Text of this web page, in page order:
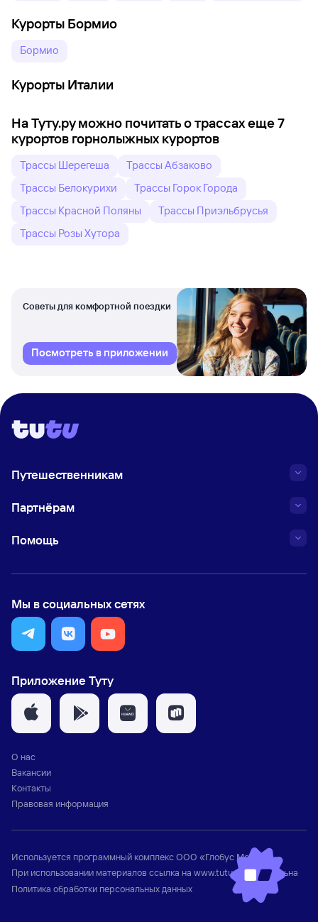
Курорты Бормио
Бормио
Курорты Италии
На Туту.ру можно почитать о трассах еще 7
курортов горнолыжных курортов
Трассы Шерегеша
Трассы Абзаково
Трассы Белокурихи
Трассы Горок Города
Трассы Красной Поляны
Трассы Приэльбрусья
Трассы Розы Хутора
Советы для комфортной поездки
Посмотреть в приложении
Путешественникам
Партнёрам
Помощь
Мы в социальных сетях
Приложение Туту
О нас
Вакансии
Контакты
Правовая информация
Используется программный комплексООО «Глобус Медиа»
При использовании материалов ссылка на www.tutu.ru обязательна
Политика обработки персональных данных